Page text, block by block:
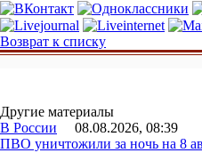
Возврат к списку
Другие материалы
В России 08.08.2026, 08:39
ПВО уничтожили за ночь на 8